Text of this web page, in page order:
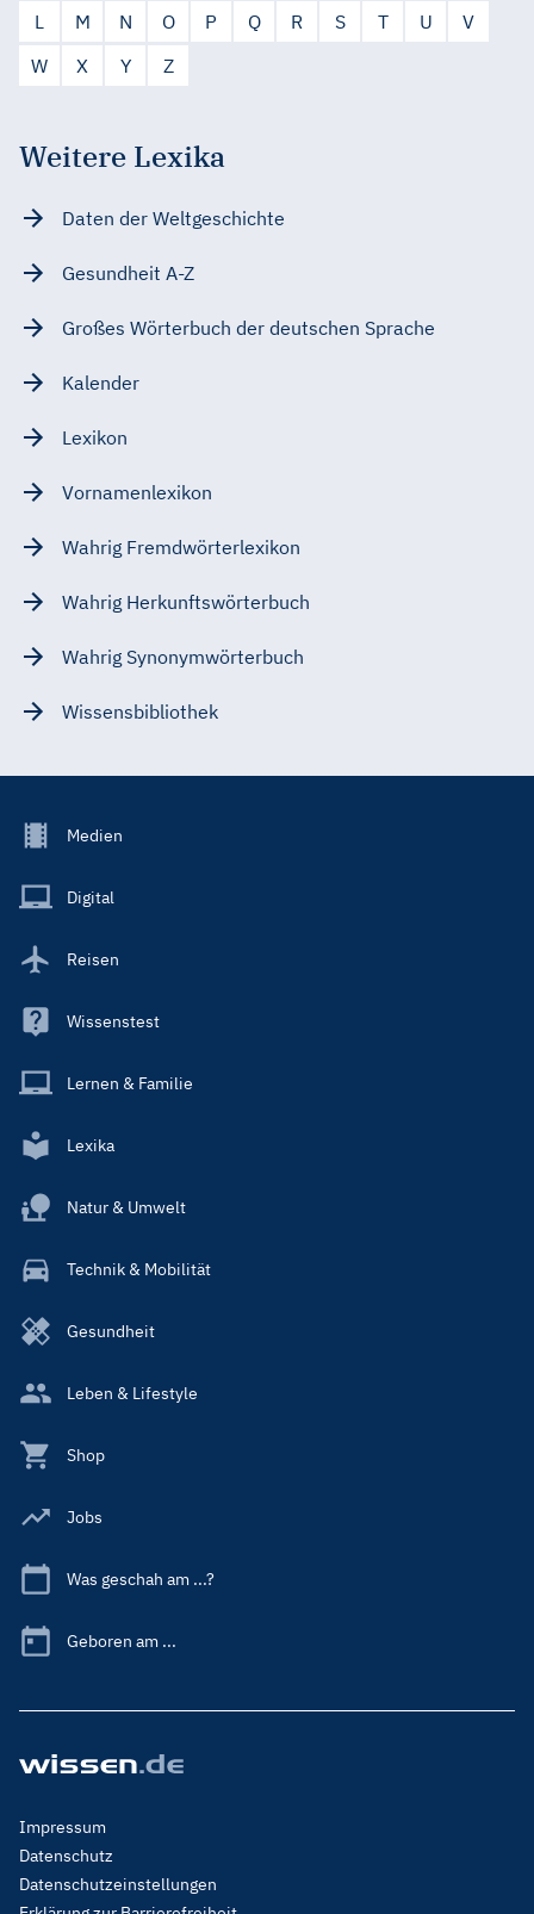
L
M N O P Q R S T U
V
W
X Y Z
Weitere Lexika
Daten der Weltgeschichte
Gesundheit A-Z
Großes Wörterbuch der deutschen Sprache
Kalender
Lexikon
Vornamenlexikon
Wahrig Fremdwörterlexikon
Wahrig Herkunftswörterbuch
Wahrig Synonymwörterbuch
Wissensbibliothek
Footer
Main
Medien
Digital
Reisen
Wissenstest
Lernen & Familie
Lexika
Natur & Umwelt
Technik & Mobilität
Gesundheit
Leben & Lifestyle
Shop
Jobs
Was geschah am ...?
Geboren am ...
Footer
Menu
Legal
Impressum
Datenschutz
Datenschutzeinstellungen